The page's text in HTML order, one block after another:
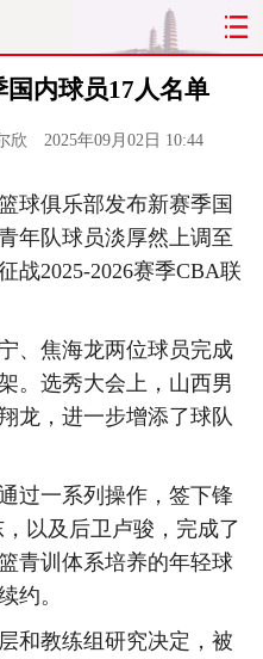
内球员17人名单
欣 2025年09月02日 10:44
俱乐部发布新赛季国
年队球员淡厚然上调至
战2025-2026赛季CBA联
焦海龙两位球员完成
。选秀大会上，山西男
龙，进一步增添了球队
一系列操作，签下锋
以及后卫卢骏，完成了
青训体系培养的年轻球
约。
教练组研究决定，被